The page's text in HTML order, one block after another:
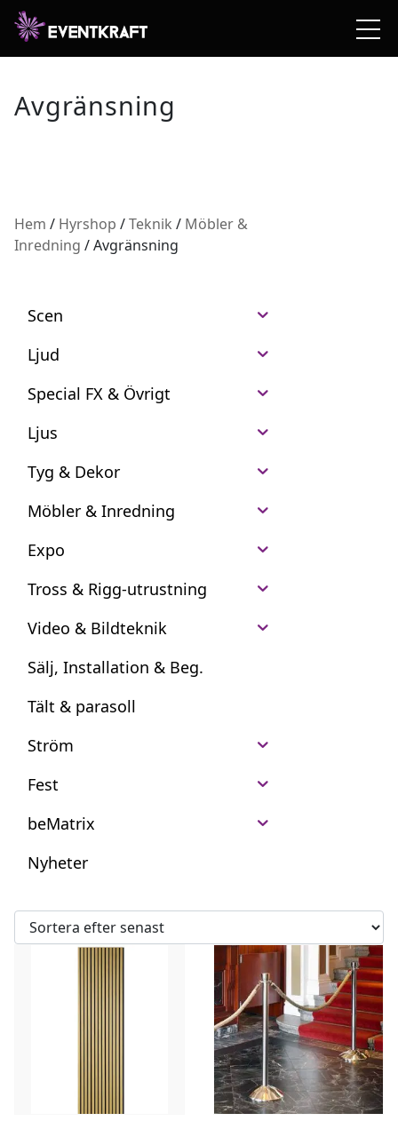
Avgränsning
Hem / Hyrshop /Teknik / Möbler &
Inredning / Avgränsning
Scen
Ljud
Special FX & Övrigt
Ljus
Tyg & Dekor
Möbler & Inredning
Expo
Tross & Rigg-utrustning
Video & Bildteknik
Sälj, Installation & Beg.
Tält & parasoll
Ström
Fest
beMatrix
Nyheter